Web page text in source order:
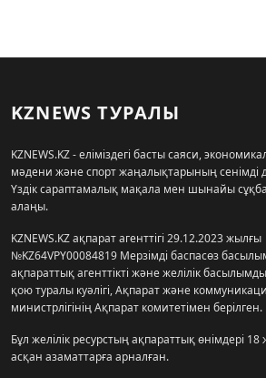
KZNEWS ТУРАЛЫ
KZNEWS.KZ - еліміздегі басты саяси,
мәдени және спорт жаңалықтарының сенімді
Үздік сараптамалық мақала мен шынайы
алаңы.
KZNEWS.KZ ақпарат агенттігі 29.12.2023 жылғы
№KZ64VPY00084819 Мерзімді баспасөз
ақпараттық агенттікті және желілік
қою туралы куәлігі, Ақпарат және
министрлігінің Ақпарат комитетімен берілген.
Бұл желілік ресурстың ақпараттық өнімдері 18
асқан азаматтарға арналған.